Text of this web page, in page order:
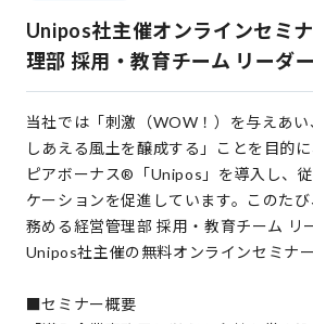
WOW WORLD GROUP
お問い合わせ ｜ 個人情報保護方針 ｜情報セキ
新規お取引に関する留意事項｜ サイトマップ
Copyright © WOW WORLD Inc. All
Unipos社主催オンラインセミ
理部 採用・教育チーム リーダ
当社では「刺激（WOW！）を与えあ
しあえる風土を醸成する」ことを目的
ピアボーナス®「Unipos」を導入し、
ケーションを促進しています。このた
務める経営管理部 採用・教育チーム リ
Unipos社主催の無料オンラインセミナ
■セミナー概要